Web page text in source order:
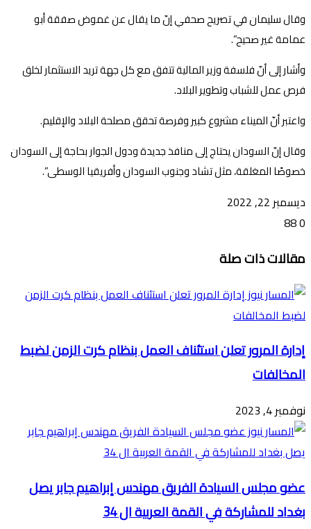
وقال سليمان في تصريح صحفي إنّ ما يقال عن غموض صفقة أبو
عمامة غير صحيح”.
وأشار إلى أنّ فلسفة وزير المالية تتفق مع كل جهة تريد الاستثمار لخلق
فرص عمل للشباب وتطوير البلاد.
واعتبر أنّ الميناء مشروع كبير وفرصة تحقق مصلحة البلاد والإقليم.
وقال إنّ السودان يحتاج إلى منافذ جديدة ودول الجوار بحاجة إلى السودان
خصوصًا المغلقة، مثل تشاد وجنوب السودان وأفريقيا الوسطى”.
ديسمبر 22, 2022
0
عبر
البريد
مقالات ذات صلة
إدارة المرور تعلن استئناف العمل بنظام كرت الزمن لضبط
المخالفات
نوفمبر 4, 2023
عضو مجلس السيادة الفريق مهندس إبراهيم جابر يصل
بغداد للمشاركة في القمة العربية ال 34